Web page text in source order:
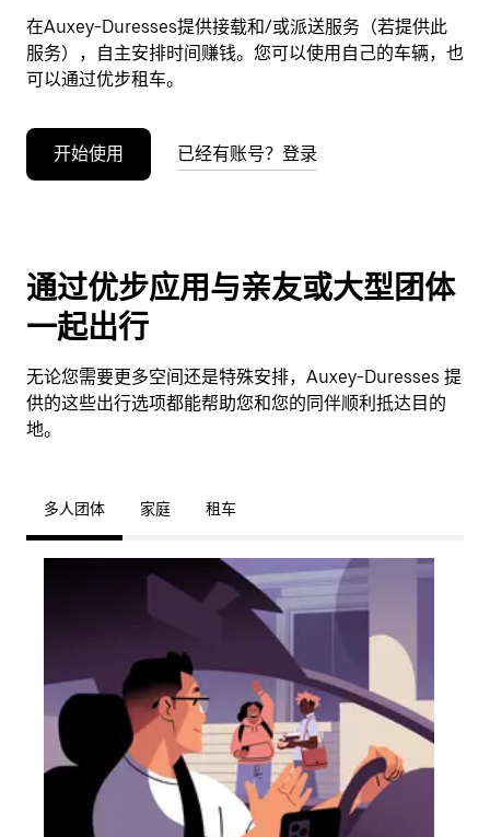
在Auxey-Duresses提供接载和/或派送服务（若提供此
服务），自主安排时间赚钱。您可以使用自己的车辆，也
可以通过优步租车。
开始使用 已经有账号？登录
通过优步应用与亲友或大型团体
一起出行
无论您需要更多空间还是特殊安排，Auxey-Duresses 提
供的这些出行选项都能帮助您和您的同伴顺利抵达目的
地。
多人团体 家庭 租车